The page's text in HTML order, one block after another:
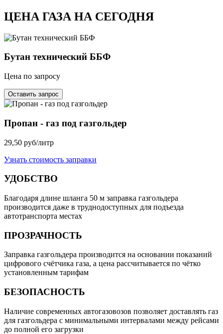
ЦЕНА ГАЗА НА СЕГОДНЯ
Бутан технический ББФ
Цена по запросу
Оставить запрос
Пропан - газ под газгольдер
29,50 руб/литр
Узнать стоимость заправки
УДОБСТВО
Благодаря длине шланга 50 м заправка газгольдера
производится даже в труднодоступных для подъезда
автотранспорта местах
ПРОЗРАЧНОСТЬ
Заправка газгольдера производится на основании показаний
цифрового счётчика газа, а цена рассчитывается по чётко
установленным тарифам
БЕЗОПАСНОСТЬ
Наличие современных автогазовозов позволяет доставлять газ
для газгольдера с минимальными интервалами между рейсами
до полной его загрузки